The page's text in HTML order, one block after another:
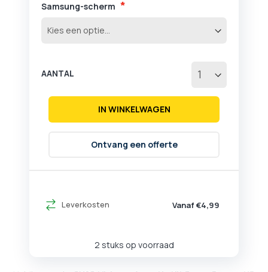
Leverkosten Vanaf €4,99
Samsung-scherm
2 stuks op voorraad
AANTAL
IN WINKELWAGEN
Ontvang een offerte